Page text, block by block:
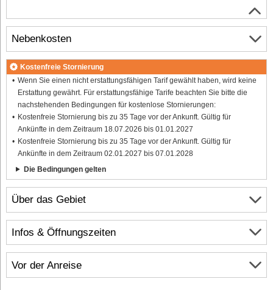
Über das Gebiet
Infos & Öffnungszeiten
Vor der Anreise
Nebenkosten
Kostenfreie Stornierung
Wenn Sie einen nicht erstattungsfähigen Tarif gewählt haben, wird keine
Erstattung gewährt. Für erstattungsfähige Tarife beachten Sie bitte die
nachstehenden Bedingungen für kostenlose Stornierungen:
Kostenfreie Stornierung bis zu 35 Tage vor der Ankunft. Gültig für
Ankünfte in dem Zeitraum 18.07.2026 bis 01.01.2027
Kostenfreie Stornierung bis zu 35 Tage vor der Ankunft. Gültig für
Ankünfte in dem Zeitraum 02.01.2027 bis 07.01.2028
Die Bedingungen gelten